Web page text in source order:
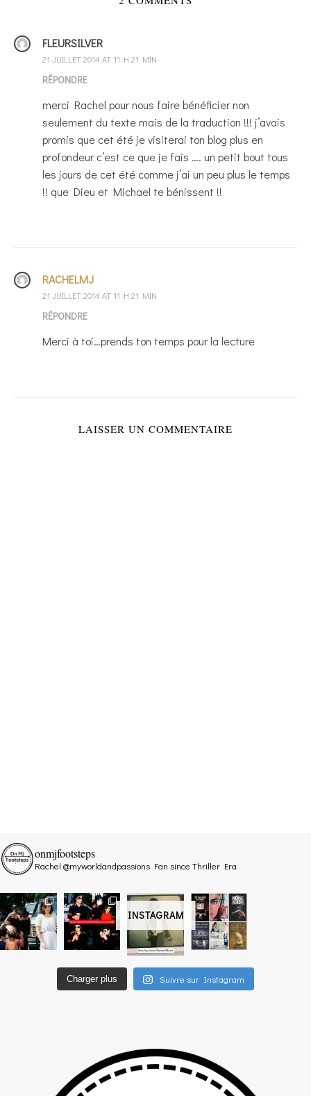
FLEURSILVER
21 JUILLET 2014 AT 11 H 21 MIN
RÉPONDRE
merci Rachel pour nous faire bénéficier non
seulement du texte mais de la traduction !!! j’avais
promis que cet été je visiterai ton blog plus en
profondeur c’est ce que je fais …. un petit bout tous
les jours de cet été comme j’ai un peu plus le temps
!! que Dieu et Michael te bénissent !!
RACHELMJ
21 JUILLET 2014 AT 11 H 21 MIN
RÉPONDRE
Merci à toi…prends ton temps pour la lecture
LAISSER UN COMMENTAIRE
INSTAGRAM
onmjfootsteps
Rachel @myworldandpassions Fan since Thriller Era
Charger plus Suivre sur Instagram